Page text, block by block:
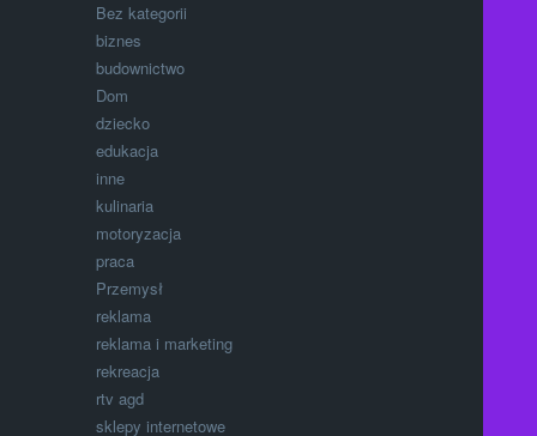
Bez kategorii
biznes
budownictwo
Dom
dziecko
edukacja
inne
kulinaria
motoryzacja
praca
Przemysł
reklama
reklama i marketing
rekreacja
rtv agd
sklepy internetowe